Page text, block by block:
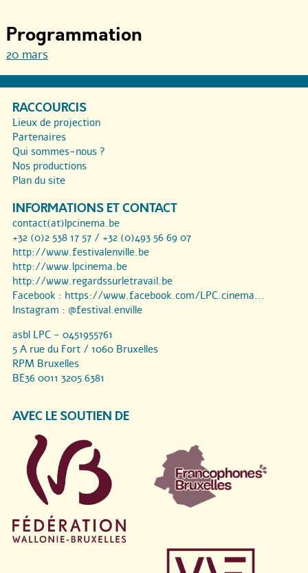
Programmation
20 mars
RACCOURCIS
Lieux de projection
Partenaires
Qui sommes-nous ?
Nos productions
Plan du site
INFORMATIONS ET CONTACT
contact(at)lpcinema.be
+32 (0)2 538 17 57 / +32 (0)493 56 69 07
http://www.festivalenville.be
http://www.lpcinema.be
http://www.regardssurletravail.be
Facebook : https://www.facebook.com/LPC.cinema...
Instagram : @festival.enville
asbl LPC - 0451955761
5 A rue du Fort / 1060 Bruxelles
RPM Bruxelles
BE36 0011 3205 6381
AVEC LE SOUTIEN DE